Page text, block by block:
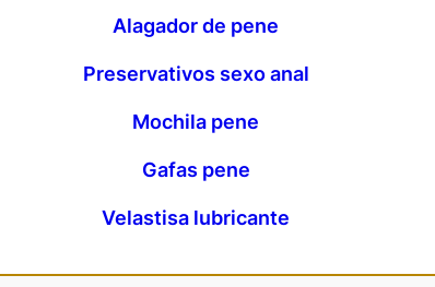
Alagador de pene
Preservativos sexo anal
Mochila pene
Gafas pene
Velastisa lubricante